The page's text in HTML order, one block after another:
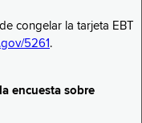
congelar la tarjeta EBT
5261 .
encuesta sobre